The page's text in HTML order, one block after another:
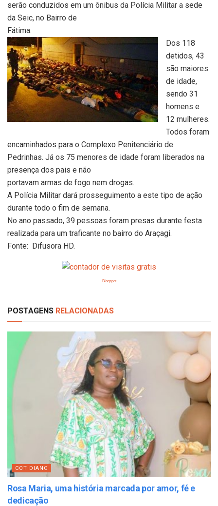
serão conduzidos em um ônibus da Polícia Militar a sede
da Seic, no Bairro de
Fátima.
Dos 118
detidos, 43
são maiores
de idade,
sendo 31
homens e
12 mulheres.
Todos foram
encaminhados para o Complexo Penitenciário de
Pedrinhas. Já os 75 menores de idade foram liberados na
presença dos pais e não
portavam armas de fogo nem drogas.
A Polícia Militar dará prosseguimento a este tipo de ação
durante todo o fim de semana.
No ano passado, 39 pessoas foram presas durante festa
realizada para um traficante no bairro do Araçagi.
Fonte: Difusora HD.
Blogspot
POSTAGENS RELACIONADAS
COTIDIANO
Rosa Maria, uma história marcada por amor, fé e
dedicação